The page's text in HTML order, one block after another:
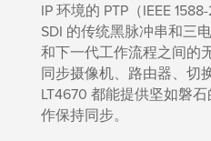
IP 环境的 PTP（IEEE
SDI 的传统黑脉冲串和三
和下一代工作流程之间的
同步摄像机、路由器、切
LT4670 都能提供坚如磐
作保持同步。